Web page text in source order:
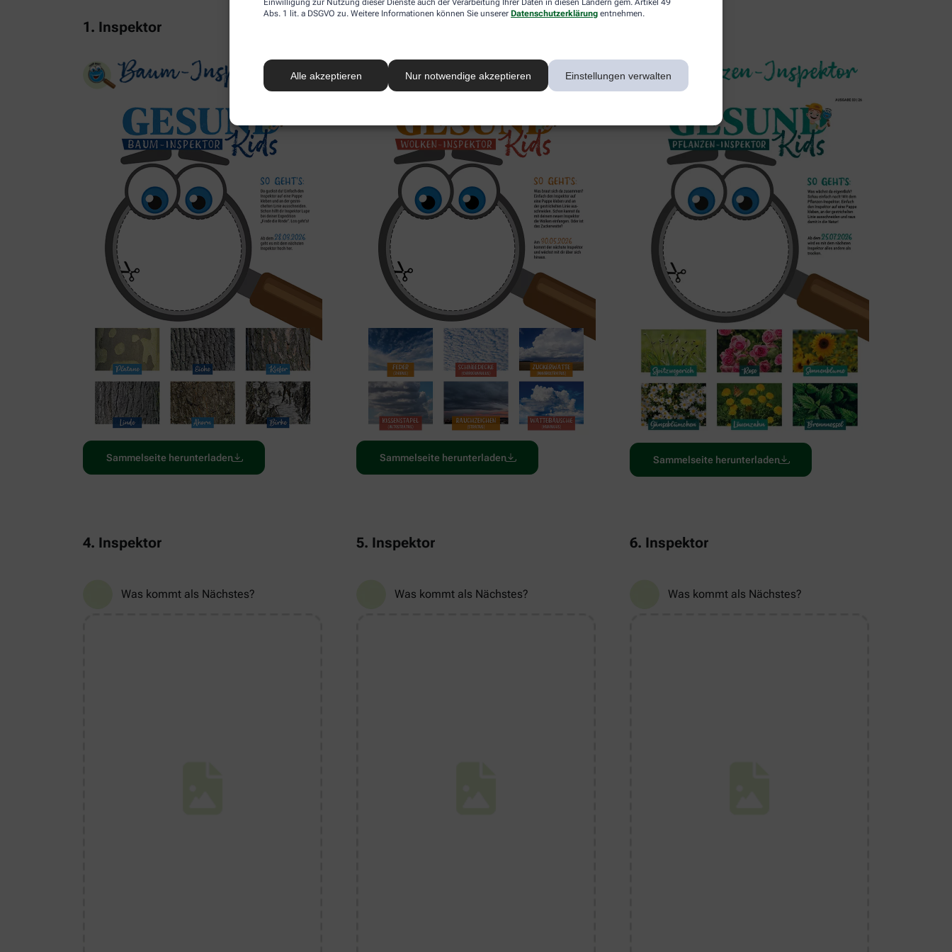
Einwilligung zur Nutzung dieser Dienste auch der Verarbeitung Ihrer Daten in diesen Ländern gem. Artikel 49
Abs. 1 lit. a DSGVO zu. Weitere Informationen können Sie unserer Datenschutzerklärung entnehmen.
Alle akzeptieren Nur notwendige akzeptieren Einstellungen verwalten
1. Inspektor
Sammelseite herunterladen Sammelseite herunterladen Sammelseite herunterladen
4. Inspektor
Was kommt als Nächstes?
5. Inspektor
Was kommt als Nächstes?
6. Inspektor
Was kommt als Nächstes?